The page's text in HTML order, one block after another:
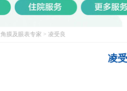
角膜及眼表专家 > 凌受良
凌